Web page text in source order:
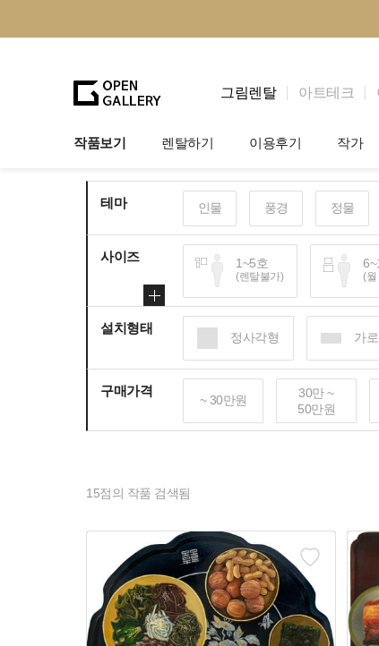
그림렌탈 아트테크
작품보기 렌탈하기
그림렌탈
법인상담
기프트카드
이용후기
개인 고객
법인 고객
셀럽 인터뷰
작가
작가소개
작가공
테마 인물 풍경 정물
사이즈 1~5호
(렌탈불가) (월
(월 25~30만원)
설치형태
정사각형 가
구매가격
~ 30만원
30만 ~
50만원
15점의 작품 검색됨